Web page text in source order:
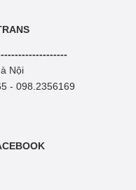
Nội
- 098.2356169